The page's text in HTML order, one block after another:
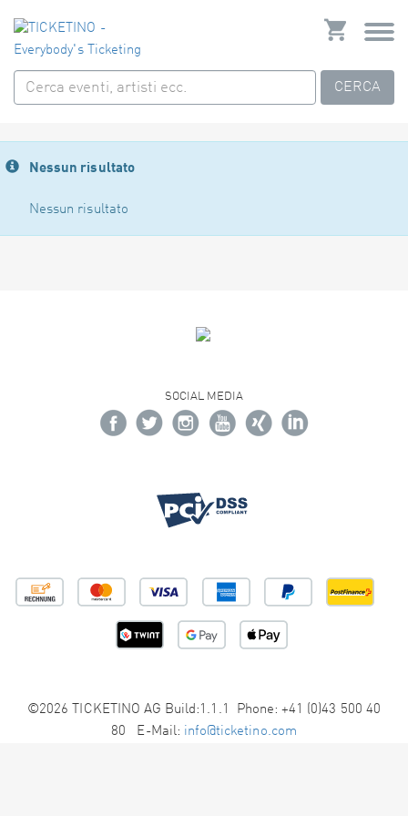
CERCA
Nessun risultato
Nessun risultato
SOCIAL MEDIA
©2026 TICKETINO AG Build:1.1.1 Phone: +41 (0)43 500 40
80 E-Mail: info@ticketino.com